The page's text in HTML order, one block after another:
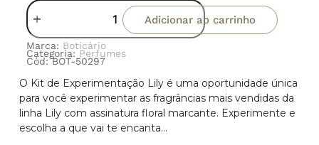
Adicionar ao carrinho
Marca: Boticário
Categoria: Perfumes
Cód: BOT-50297
O Kit de Experimentação Lily é uma oportunidade única
para você experimentar as fragrâncias mais vendidas da
linha Lily com assinatura floral marcante. Experimente e
escolha a que vai te encanta…